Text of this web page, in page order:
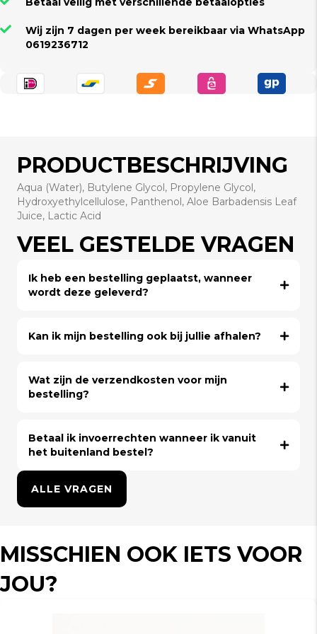
Wij zijn 7 dagen per week bereikbaar via WhatsApp
0619236712
PRODUCTBESCHRIJVING
Aqua (Water), Butylene Glycol, Propylene Glycol,
Hydroxyethylcellulose, Panthenol, Aloe Barbadensis Leaf
Juice, Lactic Acid
VEEL GESTELDE VRAGEN
Ik heb een bestelling geplaatst, wanneer
wordt deze geleverd?
Kan ik mijn bestelling ook bij jullie afhalen?
Wat zijn de verzendkosten voor mijn
bestelling?
Betaal ik invoerrechten wanneer ik vanuit
het buitenland bestel?
ALLE VRAGEN
MISSCHIEN OOK IETS VOOR
JOU?